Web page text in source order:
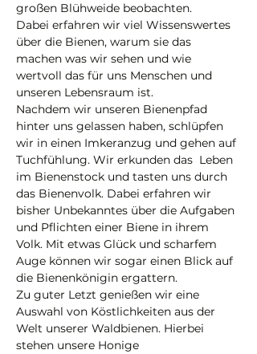
großen Blühweide beobachten.
Dabei erfahren wir viel Wissenswertes
über die Bienen, warum sie das
machen was wir sehen und wie
wertvoll das für uns Menschen und
unseren Lebensraum ist.
Nachdem wir unseren Bienenpfad
hinter uns gelassen haben, schlüpfen
wir in einen Imkeranzug und gehen auf
Tuchfühlung. Wir erkunden das  Leben
im Bienenstock und tasten uns durch
das Bienenvolk. Dabei erfahren wir
bisher Unbekanntes über die Aufgaben
und Pflichten einer Biene in ihrem
Volk. Mit etwas Glück und scharfem
Auge können wir sogar einen Blick auf
die Bienenkönigin ergattern.
Zu guter Letzt genießen wir eine
Auswahl von Köstlichkeiten aus der
Welt unserer Waldbienen. Hierbei
stehen unsere Honige